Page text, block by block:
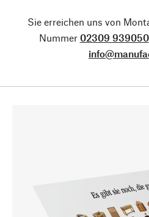
Sie erreichen uns von
Nummer 02309 939050